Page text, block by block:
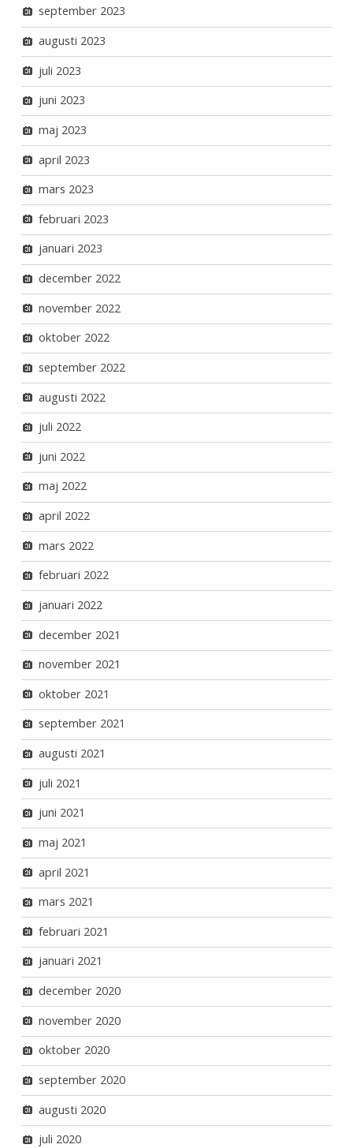
september 2023
augusti 2023
juli 2023
juni 2023
maj 2023
april 2023
mars 2023
februari 2023
januari 2023
december 2022
november 2022
oktober 2022
september 2022
augusti 2022
juli 2022
juni 2022
maj 2022
april 2022
mars 2022
februari 2022
januari 2022
december 2021
november 2021
oktober 2021
september 2021
augusti 2021
juli 2021
juni 2021
maj 2021
april 2021
mars 2021
februari 2021
januari 2021
december 2020
november 2020
oktober 2020
september 2020
augusti 2020
juli 2020